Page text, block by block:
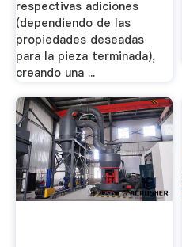
respectivas adiciones
(dependiendo de las
propiedades deseadas
para la pieza terminada),
creando una ...